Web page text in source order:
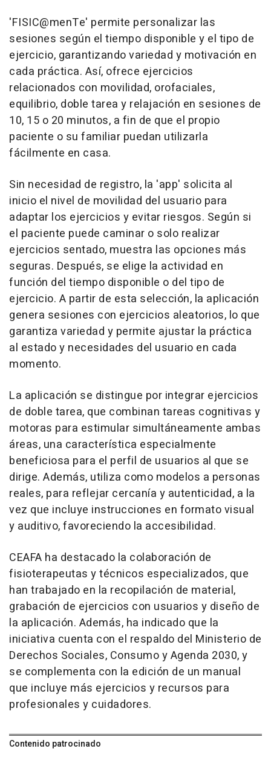
'FISIC@menTe' permite personalizar las
sesiones según el tiempo disponible y el tipo de
ejercicio, garantizando variedad y motivación en
cada práctica. Así, ofrece ejercicios
relacionados con movilidad, orofaciales,
equilibrio, doble tarea y relajación en sesiones de
10, 15 o 20 minutos, a fin de que el propio
paciente o su familiar puedan utilizarla
fácilmente en casa.
Sin necesidad de registro, la 'app' solicita al
inicio el nivel de movilidad del usuario para
adaptar los ejercicios y evitar riesgos. Según si
el paciente puede caminar o solo realizar
ejercicios sentado, muestra las opciones más
seguras. Después, se elige la actividad en
función del tiempo disponible o del tipo de
ejercicio. A partir de esta selección, la aplicación
genera sesiones con ejercicios aleatorios, lo que
garantiza variedad y permite ajustar la práctica
al estado y necesidades del usuario en cada
momento.
La aplicación se distingue por integrar ejercicios
de doble tarea, que combinan tareas cognitivas y
motoras para estimular simultáneamente ambas
áreas, una característica especialmente
beneficiosa para el perfil de usuarios al que se
dirige. Además, utiliza como modelos a personas
reales, para reflejar cercanía y autenticidad, a la
vez que incluye instrucciones en formato visual
y auditivo, favoreciendo la accesibilidad.
CEAFA ha destacado la colaboración de
fisioterapeutas y técnicos especializados, que
han trabajado en la recopilación de material,
grabación de ejercicios con usuarios y diseño de
la aplicación. Además, ha indicado que la
iniciativa cuenta con el respaldo del Ministerio de
Derechos Sociales, Consumo y Agenda 2030, y
se complementa con la edición de un manual
que incluye más ejercicios y recursos para
profesionales y cuidadores.
Contenido patrocinado